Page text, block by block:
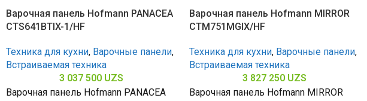
Варочная панель Hofmann PANACEA
CTS641BTIX-1/HF
Техника для кухни, Варочные панели,
Встраиваемая техника
3 037 500 UZS
Варочная панель Hofmann PANACEA
Варочная панель Hofmann MIRROR
CTM751MGIX/HF
Техника для кухни, Варочные панели,
Встраиваемая техника
3 827 250 UZS
Варочная панель Hofmann MIRROR